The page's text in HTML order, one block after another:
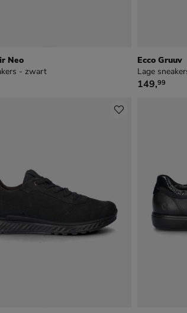
Neo
- zwart
Ecco Gruuv
Lage
€ 149,99
149,99